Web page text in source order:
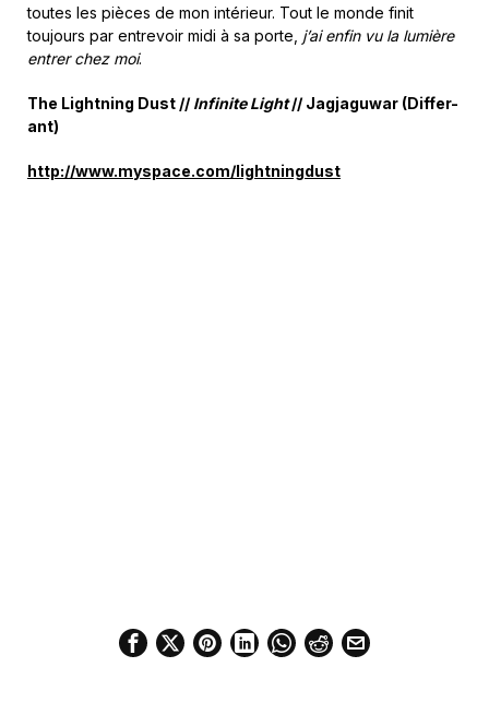
toutes les pièces de mon intérieur. Tout le monde finit
toujours par entrevoir midi à sa porte, j’ai enfin vu la lumière
entrer chez moi.
The Lightning Dust // Infinite Light// Jagjaguwar (Differ-
ant)
http://www.myspace.com/lightningdust